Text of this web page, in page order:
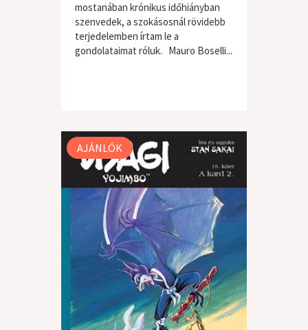
mostanában krónikus időhiányban
szenvedek, a szokásosnál rövidebb
terjedelemben írtam le a
gondolataimat róluk. Mauro Boselli...
AJÁNLÓK